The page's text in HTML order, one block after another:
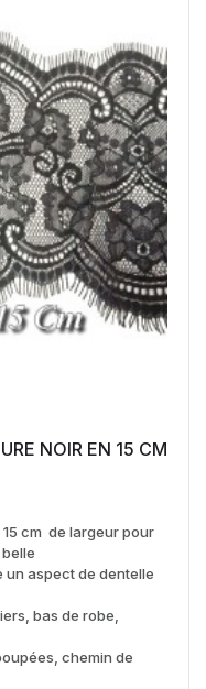
NOIR EN 15 CM
cm de largeur pour
aspect de dentelle
bas de robe,
chemin de